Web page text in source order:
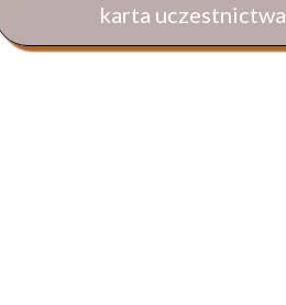
karta uczestnictwa